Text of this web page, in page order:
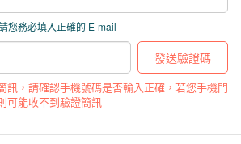
您務必填入正確的 E-mail
發送驗證碼
訊，請確認手機號碼是否輸入正確，若您手機門
可能收不到驗證簡訊